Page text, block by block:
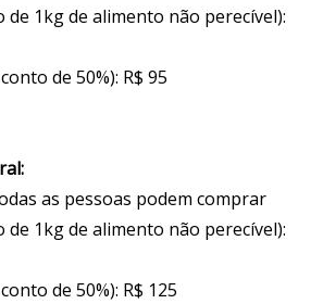
de 1kg de alimento não perecível):
de 50%): R$ 95
as pessoas podem comprar
de 1kg de alimento não perecível):
de 50%): R$ 125